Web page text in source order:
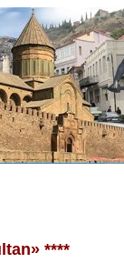
****